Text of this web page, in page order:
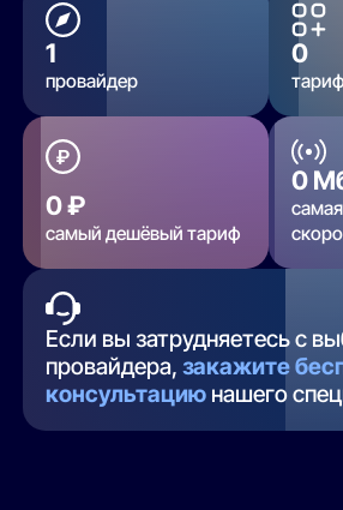
1
провайдер
0
0 ₽
самый дешёвый тариф
0
Если вы затрудняетесь с
провайдера,закажите
консультацию нашего